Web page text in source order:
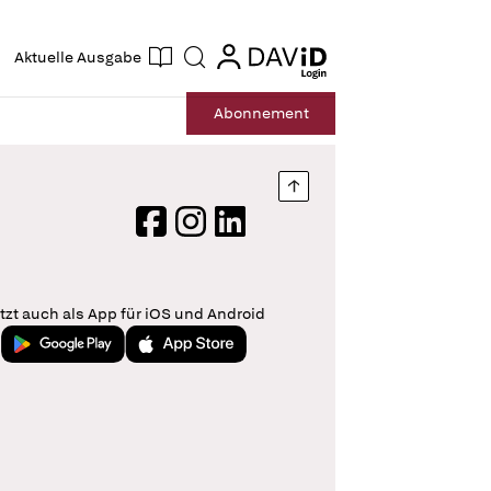
Aktuelle Ausgabe Suche login
login
Abonnement
Nach oben springen
FacebookInstagram
LinkedIn
auch als App für iOS und Android
Jetzt bei Google PlayLaden im App Store